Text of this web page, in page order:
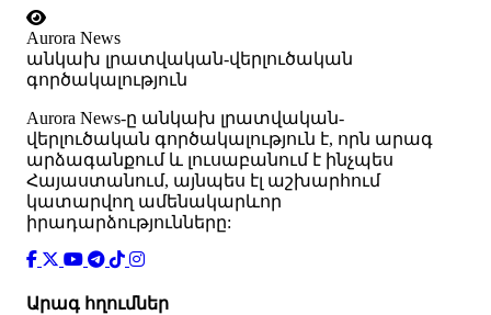
Aurora News
անկախ լրատվական-վերլուծական
գործակալություն
Аurora News-ը անկախ լրատվական-
վերլուծական գործակալություն է, որն արագ
արձագանքում և լուսաբանում է ինչպես
Հայաստանում, այնպես էլ աշխարհում
կատարվող ամենակարևոր
իրադարձությունները:
Արագ հղումներ